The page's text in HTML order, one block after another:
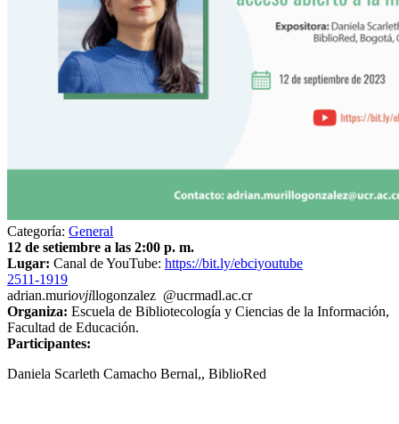
Categoría: General
12 de setiembre a las 2:00 p. m.
Lugar: Canal de YouTube: https://bit.ly/ebciyoutube
2511-1919
adrian.muriovjillogonzalez @ucrmadl.ac.cr
Organiza: Escuela de Bibliotecología y Ciencias de la Información,
Facultad de Educación.
Participantes:
Daniela Scarleth Camacho Bernal,, BiblioRed